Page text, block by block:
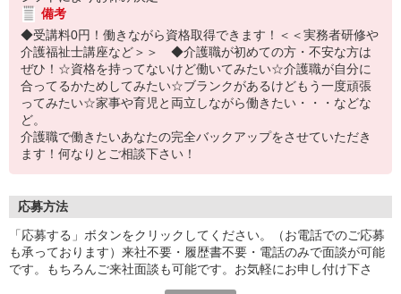
備考
◆受講料0円！働きながら資格取得できます！＜＜実務者研修や
介護福祉士講座など＞＞ ◆介護職が初めての方・不安な方は
ぜひ！☆資格を持ってないけど働いてみたい☆介護職が自分に
合ってるかためしてみたい☆ブランクがあるけどもう一度頑張
ってみたい☆家事や育児と両立しながら働きたい・・・などな
ど。
介護職で働きたいあなたの完全バックアップをさせていただき
ます！何なりとご相談下さい！
応募方法
「応募する」ボタンをクリックしてください。（お電話でのご応募
も承っております）来社不要・履歴書不要・電話のみで面談が可能
です。もちろんご来社面談も可能です。お気軽にお申し付け下さ